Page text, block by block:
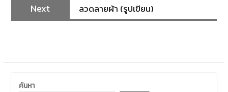
Next ลวดลายผ้า (รูปเขียน)
ค้นหา